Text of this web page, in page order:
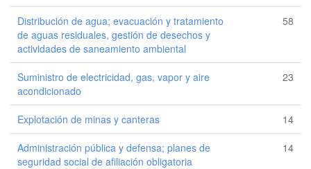
Distribución de agua; evacuación y tratamiento
de aguas residuales, gestión de desechos y
actividades de saneamiento ambiental
58
Suministro de electricidad, gas, vapor y aire
acondicionado
23
Explotación de minas y canteras 14
Administración pública y defensa; planes de
seguridad social de afiliación obligatoria
14